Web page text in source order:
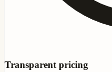
Transparent pricing